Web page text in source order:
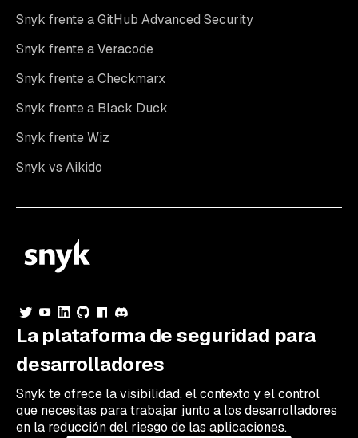
Snyk frente a GitHub Advanced Security
Snyk frente a Veracode
Snyk frente a Checkmarx
Snyk frente a Black Duck
Snyk frente Wiz
Snyk vs Aikido
La plataforma de seguridad para
desarrolladores
Snyk te ofrece la visibilidad, el contexto y el control
que necesitas para trabajar junto a los desarrolladores
en la reducción del riesgo de las aplicaciones.